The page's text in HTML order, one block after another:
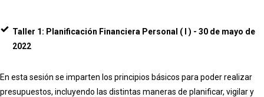
Taller 1: Planificación Financiera Personal ( I ) - 30 de mayo de
2022
En esta sesión se imparten los principios básicos para poder realizar
presupuestos, incluyendo las distintas maneras de planificar, vigilar y